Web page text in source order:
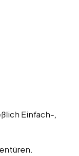
Einfach-,